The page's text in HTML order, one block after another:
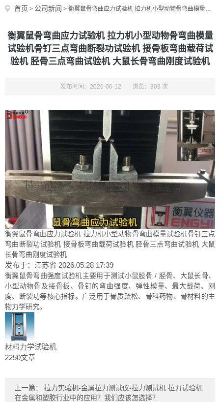
首页 > 公司新闻 > 衡翼鼠骨弯曲应力试验机 拉力机小型动物骨弯曲模量试验机骨钉三点弯曲断裂功试验机 接骨板弯曲载荷试验机 胫骨三点弯曲试验机 大鼠长骨弯曲刚度试验机
衡翼鼠骨弯曲应力试验机 拉力机小型动物骨弯曲模量
试验机骨钉三点弯曲断裂功试验机 接骨板弯曲载荷试
验机 胫骨三点弯曲试验机 大鼠长骨弯曲刚度试验机
发布时间：2026-06-12 浏览：303 次
衡翼鼠骨弯曲应力试验机 拉力机小型动物骨弯曲模量试验机骨钉三点
弯曲断裂功试验机 接骨板弯曲载荷试验机 胫骨三点弯曲试验机 大鼠
长骨弯曲刚度试验机
发布于：江苏省 2026.05.28 17:39
衡翼鼠骨弯曲强度试验机主要用于测试小鼠股骨 / 胫骨、大鼠长骨、
小型动物骨及接骨板、骨钉的弯曲强度、弹性模量、最大载荷、刚
度、断裂功等核心指标。广泛用于骨质疏松、骨科药物、骨材料的生
物力学研究。
材料力学试验机
2250文章
上一篇： 拉力实验机-金属拉力测试仪-拉力测试机 拉力试验机
在金属和塑胶行业中的应用？我们应该怎选择？